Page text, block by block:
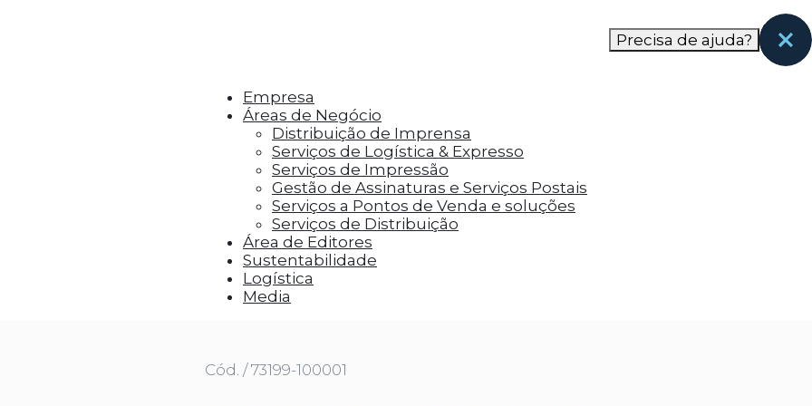
aos visitantes anúncios personalizados com base nas páginas que eles visitaram antes e analisar a
Precisa de ajuda?
Empresa
Áreas de Negócio
Distribuição de Imprensa
Serviços de Logística & Expresso
Serviços de Impressão
Gestão de Assinaturas e Serviços Postais
Serviços a Pontos de Venda e soluções
Serviços de Distribuição
Área de Editores
Sustentabilidade
Logística
Media
Cód. / 73199-100001